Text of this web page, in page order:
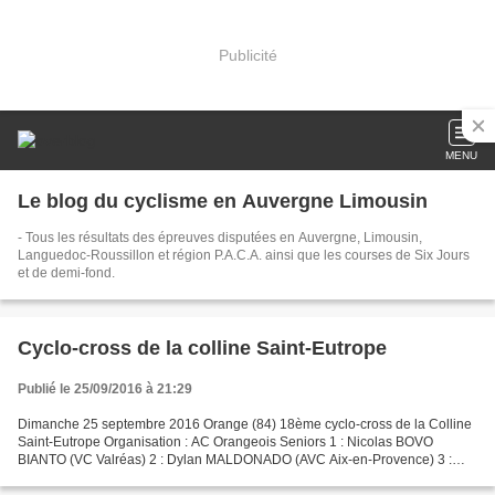
Publicité
MENU
Le blog du cyclisme en Auvergne Limousin
- Tous les résultats des épreuves disputées en Auvergne, Limousin,
Languedoc-Roussillon et région P.A.C.A. ainsi que les courses de Six Jours
et de demi-fond.
Cyclo-cross de la colline Saint-Eutrope
Publié le 25/09/2016 à 21:29
Dimanche 25 septembre 2016 Orange (84) 18ème cyclo-cross de la Colline
Saint-Eutrope Organisation : AC Orangeois Seniors 1 : Nicolas BOVO
BIANTO (VC Valréas) 2 : Dylan MALDONADO (AVC Aix-en-Provence) 3 :